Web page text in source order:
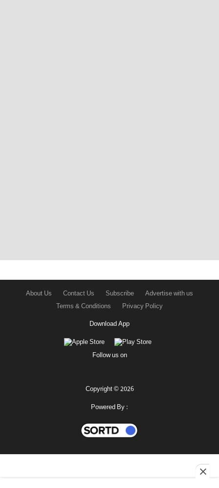
About Us Contact Us Subscribe
Advertise with us
Terms & Conditions
Privacy Policy
Download App
Follow us on
Copyright © 2026
Powered By :